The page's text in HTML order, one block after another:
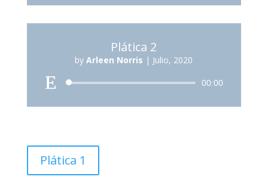
audio
Plática 2
byArleen Norris | Julio, 2020
Reproductor
audio
00:00
Plática 1